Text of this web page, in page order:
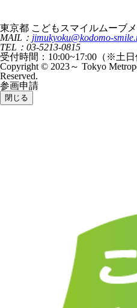
東京都 こどもスマイルムーブ
MAIL： jimukyoku@kodomo-
TEL：03-5213-0815
受付時間：10:00~17:00（※土日
Copyright © 2023～ Tokyo
Reserved.
参画申請
閉じる